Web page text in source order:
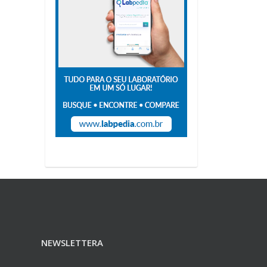
NEWSLETTERA